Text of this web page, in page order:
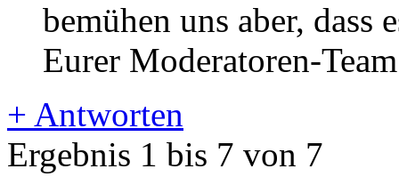
bemühen uns aber, dass
Eurer Moderatoren-Team
+ Antworten
Ergebnis 1 bis 7 von 7